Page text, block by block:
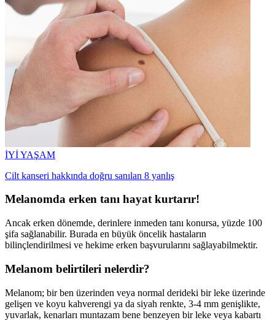
İYİ YAŞAM
Cilt kanseri hakkında doğru sanılan 8 yanlış
Melanomda erken tanı hayat kurtarır!
Ancak erken dönemde, derinlere inmeden tanı konursa, yüzde 100
şifa sağlanabilir. Burada en büyük öncelik hastaların
bilinçlendirilmesi ve hekime erken başvurularını sağlayabilmektir.
Melanom belirtileri nelerdir?
Melanom; bir ben üzerinden veya normal derideki bir leke üzerinde
gelişen ve koyu kahverengi ya da siyah renkte, 3-4 mm genişlikte,
yuvarlak, kenarları muntazam bene benzeyen bir leke veya kabartı